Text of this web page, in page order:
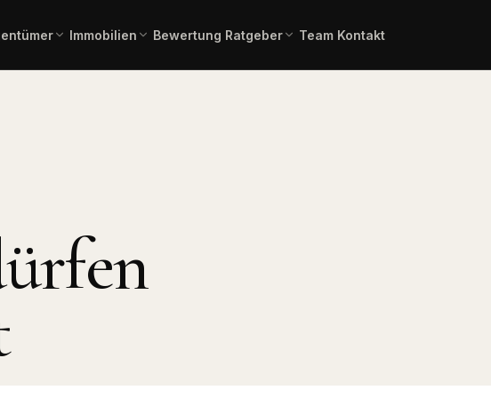
Komplette Vermarktung
neuer Bauvorhaben.
Immobilien
Forstflächen.
Immobilientausch
Verkauf und Neukauf in einem
Bewertung Ratgeber Team Kontakt